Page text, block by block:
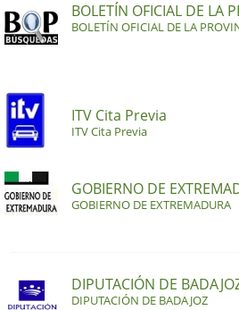
BOLETÍN OFICIAL DE LA
BOLETÍN OFICIAL DE LA
ITV Cita Previa
ITV Cita Previa
GOBIERNO DE
GOBIERNO DE EXTREMADURA
DIPUTACIÓN DE
DIPUTACIÓN DE BADAJOZ